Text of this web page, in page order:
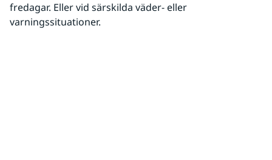
fredagar. Eller vid särskilda väder- eller
varningssituationer.